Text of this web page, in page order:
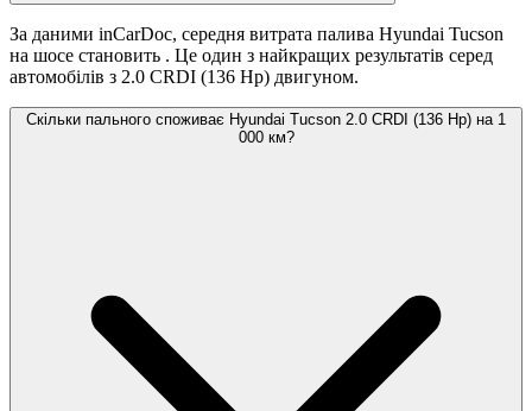
За даними inCarDoc, середня витрата палива Hyundai Tucson
на шосе становить . Це один з найкращих результатів серед
автомобілів з 2.0 CRDI (136 Hp) двигуном.
Скільки пального споживає Hyundai Tucson 2.0 CRDI (136 Hp) на 1
000 км?